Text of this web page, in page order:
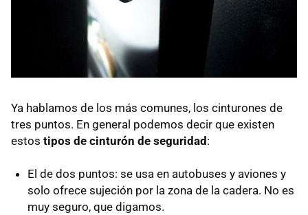
Ya hablamos de los más comunes, los cinturones de
tres puntos. En general podemos decir que existen
estos tipos de cinturón de seguridad :
El de dos puntos: se usa en autobuses y aviones y
solo ofrece sujeción por la zona de la cadera. No es
muy seguro, que digamos.